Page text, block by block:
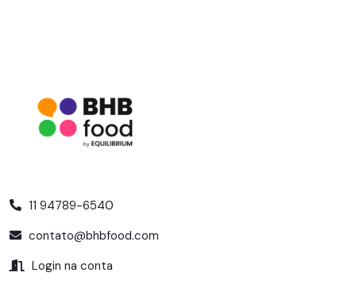
11 94789-6540
contato@bhbfood.com
Login na conta